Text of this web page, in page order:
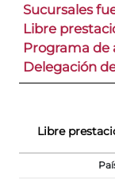
Sucursales
Libre
Programa de
Delegación
Libre